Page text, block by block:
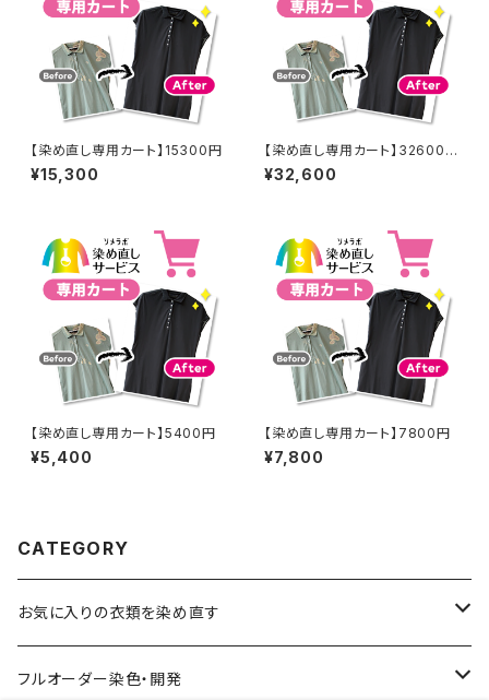
【染め直し専用カート】15300円
¥15,300
【染め直し専用カート】32600
円
¥32,600
【染め直し専用カート】5400円
¥5,400
【染め直し専用カート】7800円
¥7,800
CATEGORY
お気に入りの衣類を染め直す
綿系 100%
フルオーダー染色・開発